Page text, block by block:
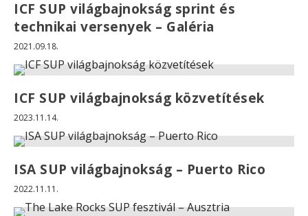
ICF SUP világbajnokság sprint és
technikai versenyek – Galéria
2021.09.18.
ICF SUP világbajnokság közvetítések
2023.11.14.
ISA SUP világbajnokság – Puerto Rico
2022.11.11.